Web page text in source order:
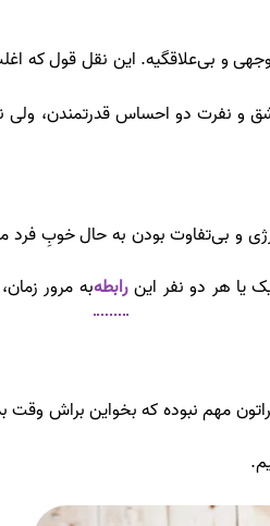
و بی‌علاقگیه. این نقل قول که
و نفرت دو احساس قدرتمندن، ولی
بی‌تفاوت بودن به حال خوبِ فرد
یا هر دو نفر اینرابطهبه مرور
مهم نبوده که بخواین براش وقت